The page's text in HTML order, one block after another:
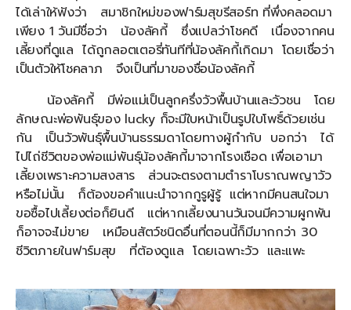
ได้เล่าให้ฟังว่า สมาชิกใหม่ของฟาร์มสุขรีสอร์ท ที่พึ่งคลอดมา
เพียง 1 วันมีชื่อว่า น้องลัคกี้ ซึ่งแปลว่าโชคดี เนื่องจากคน
เลี้ยงที่ดูแล ได้ถูกลอตเตอรี่ทันทีที่น้องลัคกี้เกิดมา โดยเชื่อว่า
เป็นตัวให้โชคลาภ จึงเป็นที่มาของชื่อน้องลัคกี้
น้องลัคกี้ มีพ่อแม่เป็นลูกครึ่งวัวพื้นบ้านและวัวชน โดย
ลักษณะพ่อพันธุ์ของ lucky ก็จะมีใบหน้าเป็นรูปใบโพธิ์ด้วยเช่น
กัน เป็นวัวพันธุ์พื้นบ้านธรรมดาโดยทางผู้กำกับ บอกว่า ได้
ไปไถ่ชีวิตของพ่อแม่พันธุ์น้องลัคกี้มาจากโรงเชือด เพื่อเอามา
เลี้ยงเพราะความสงสาร ส่วนจะตรงตามตำราโบราณพญาวัว
หรือไม่นั้น ก็ต้องขอคำแนะนำจากกูรูผู้รู้ แต่หากมีคนสนใจมา
ขอซื้อไปเลี้ยงต่อก็ยินดี แต่หากเลี้ยงนานวันจนมีความผูกพัน
ก็อาจจะไม่ขาย เหมือนสัตว์ชนิดอื่นที่ตอนนี้ก็มีมากกว่า 30
ชีวิตภายในฟาร์มสุข ที่ต้องดูแล โดยเฉพาะวัว และแพะ